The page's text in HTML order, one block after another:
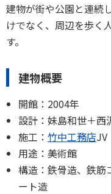
建物が街や公園と連続
けでなく、周辺を歩く
す。
建物概要
開館：2004年
設計：妹島和世＋西
施工： 竹中工務店JV
用途：美術館
構造：鉄骨造、鉄筋
ート造